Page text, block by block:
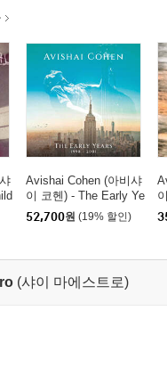
Avishai Cohen (아비샤
이 코헨) - The Early Ye
ars 1998~2001 [4CD
박스세트]
52,700원 (19% 할인)
d
(샤이 마에스트로)